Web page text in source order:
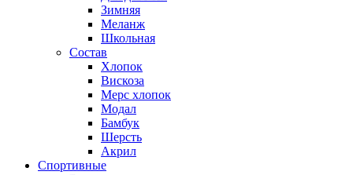
Зимняя
Меланж
Школьная
Состав
Хлопок
Вискоза
Мерс хлопок
Модал
Бамбук
Шерсть
Акрил
Спортивные